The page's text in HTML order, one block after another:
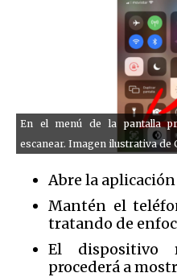
En el menú de la pantalla
escanear. Imagen ilustrativa de
Abre la
Mantén el
tratando de
El dispositivo
procederá a